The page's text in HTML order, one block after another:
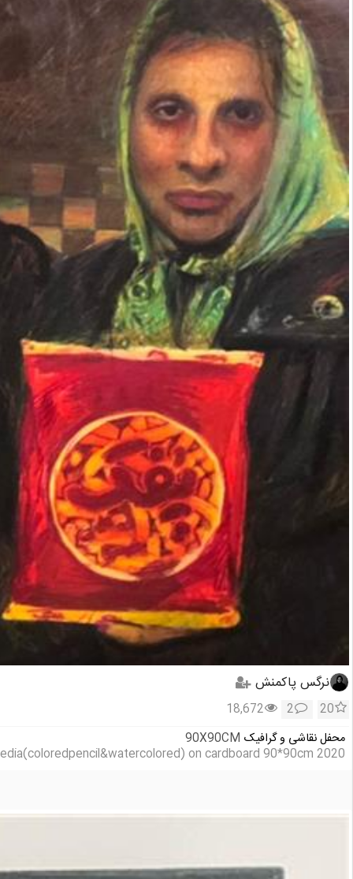
نرگس پاکمنش
20
2
18,672
محفل نقاشی و گرافیک 90X90CM
on cardboard 90*90cm 2020